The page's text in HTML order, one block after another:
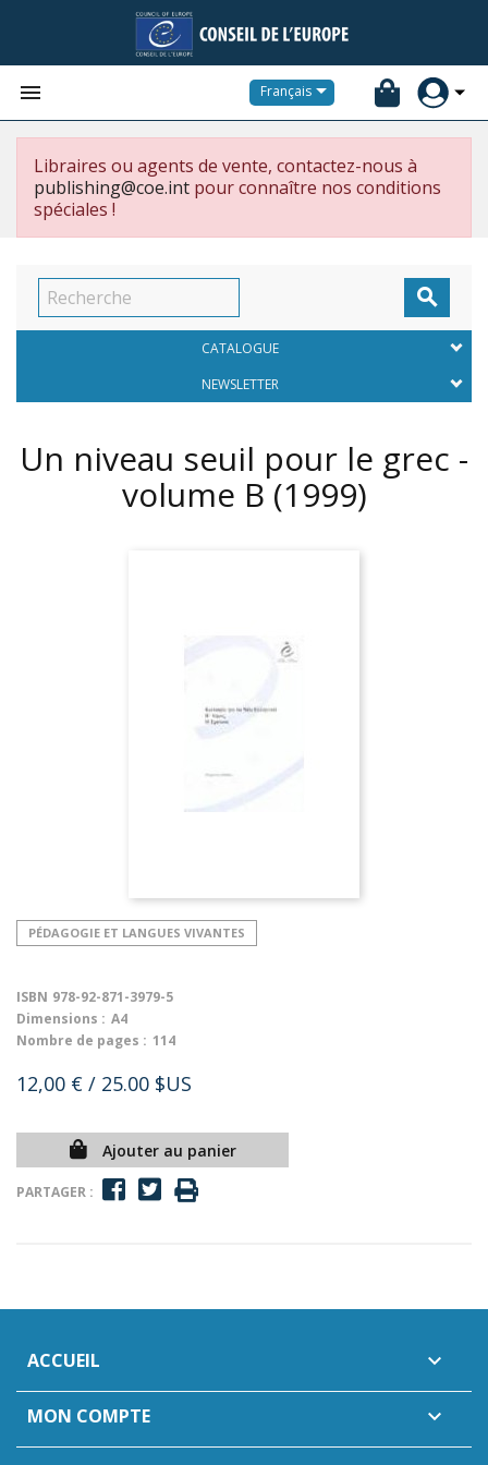
 Français
Libraires ou agents de vente, contactez-nous à
publishing@coe.int pour connaître nos conditions
spéciales !

CATALOGUE
NEWSLETTER
Un niveau seuil pour le grec -
volume B (1999)
PÉDAGOGIE ET LANGUES VIVANTES
ISBN 978-92-871-3979-5
Dimensions : A4
Nombre de pages : 114
12,00 € / 25.00 $US
Ajouter au panier
PARTAGER :
ACCUEIL 
MON COMPTE 